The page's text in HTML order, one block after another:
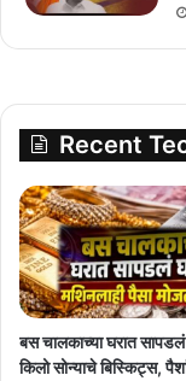
Recent
बस चालकाच्या घरात
किलो सोन्याचे बिस्किट्स,